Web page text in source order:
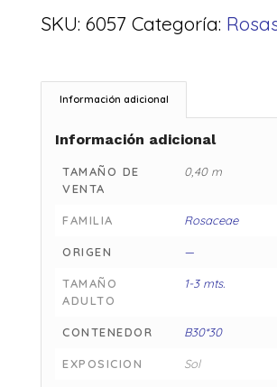
SKU:6057 Categoría:
Información adicional
Información adicional
TAMAÑO DE
VENTA
0,40 m
FAMILIA Rosaceae
ORIGEN —
TAMAÑO
ADULTO
1-3 mts.
CONTENEDOR B30*30
EXPOSICION Sol